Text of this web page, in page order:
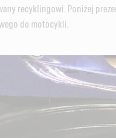
recyklingowi. Poniżej
do motocykli.